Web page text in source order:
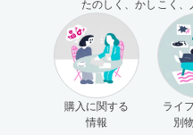
たのしく、かしこく
購入に関する
情報
ライ
別